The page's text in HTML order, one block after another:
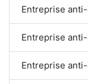
Entreprise
Entreprise
Entreprise